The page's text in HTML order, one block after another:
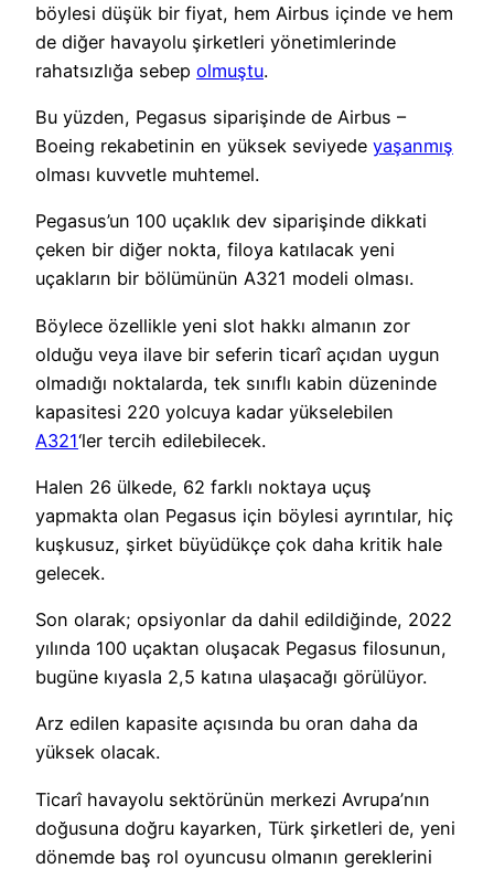
böylesi düşük bir fiyat, hem Airbus içinde ve hem
de diğer havayolu şirketleri yönetimlerinde
rahatsızlığa sebep olmuştu.
Bu yüzden, Pegasus siparişinde de Airbus –
Boeing rekabetinin en yüksek seviyede yaşanmış
olması kuvvetle muhtemel.
Pegasus’un 100 uçaklık dev siparişinde dikkati
çeken bir diğer nokta, filoya katılacak yeni
uçakların bir bölümünün A321 modeli olması.
Böylece özellikle yeni slot hakkı almanın zor
olduğu veya ilave bir seferin ticarî açıdan uygun
olmadığı noktalarda, tek sınıflı kabin düzeninde
kapasitesi 220 yolcuya kadar yükselebilen
A321‘ler tercih edilebilecek.
Halen 26 ülkede, 62 farklı noktaya uçuş
yapmakta olan Pegasus için böylesi ayrıntılar, hiç
kuşkusuz, şirket büyüdükçe çok daha kritik hale
gelecek.
Son olarak; opsiyonlar da dahil edildiğinde, 2022
yılında 100 uçaktan oluşacak Pegasus filosunun,
bugüne kıyasla 2,5 katına ulaşacağı görülüyor.
Arz edilen kapasite açısında bu oran daha da
yüksek olacak.
Ticarî havayolu sektörünün merkezi Avrupa’nın
doğusuna doğru kayarken, Türk şirketleri de, yeni
dönemde baş rol oyuncusu olmanın gereklerini